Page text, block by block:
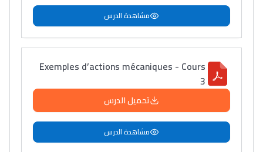
مشاهدة الدرس
Exemples d’actions mécaniques - Cours
3
تحميل الدرس
مشاهدة الدرس